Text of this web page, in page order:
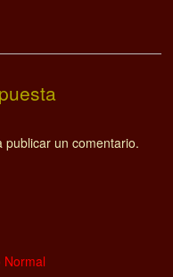
publicar un comentario.
Normal